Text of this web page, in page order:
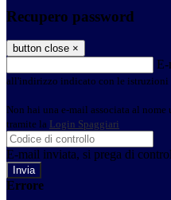
Recupero password
button close ×
E-
all'indirizzo indicato con le istruzioni
Non hai una e-mail associata al
tramite la Login Spaggiari
E-mail inviata, si prega di
Errore